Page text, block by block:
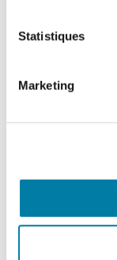
Statistiques
Marketing